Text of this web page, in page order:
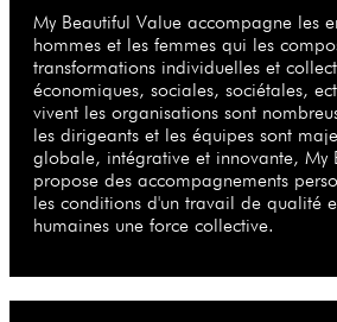
My Beautiful Value accompagne les
hommes et les femmes qui les
transformations individuelles et
économiques, sociales, sociétales,
vivent les organisations sont
les dirigeants et les équipes sont
globale, intégrative et innovante, My
propose des accompagnements
les conditions d'un travail de qualité
humaines une force collective.